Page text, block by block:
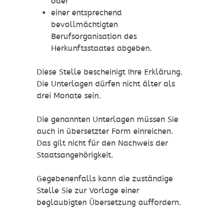
einer entsprechend
bevollmächtigten
Berufsorganisation des
Herkunftsstaates abgeben.
Diese Stelle bescheinigt Ihre Erklärung.
Die Unterlagen dürfen nicht älter als
drei Monate sein.
Die genannten Unterlagen müssen Sie
auch in übersetzter Form einreichen.
Das gilt nicht für den Nachweis der
Staatsangehörigkeit.
Gegebenenfalls kann die zuständige
Stelle Sie zur Vorlage einer
beglaubigten Übersetzung auffordern.